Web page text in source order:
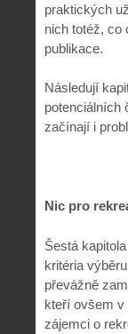
praktických
nich totéž, co
publikace.
Následují
potenciálních
začínají i
Nic pro
Šestá
kritéria
převážně
kteří ovšem v
zájemci o